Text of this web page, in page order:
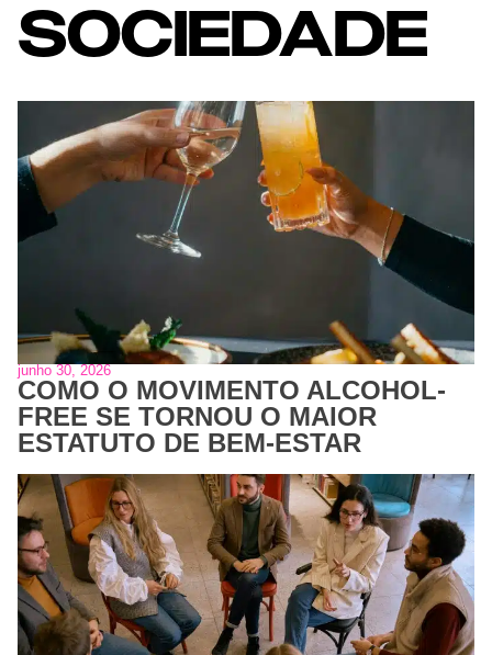
SOCIEDADE
junho 30, 2026
COMO O MOVIMENTO ALCOHOL-
FREE SE TORNOU O MAIOR
ESTATUTO DE BEM-ESTAR